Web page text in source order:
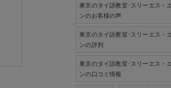
東京のタイ語教室･スリーエス・
ンのお客様の声
東京のタイ語教室･スリーエス・
ンの評判
東京のタイ語教室･スリーエス・
ンの口コミ情報